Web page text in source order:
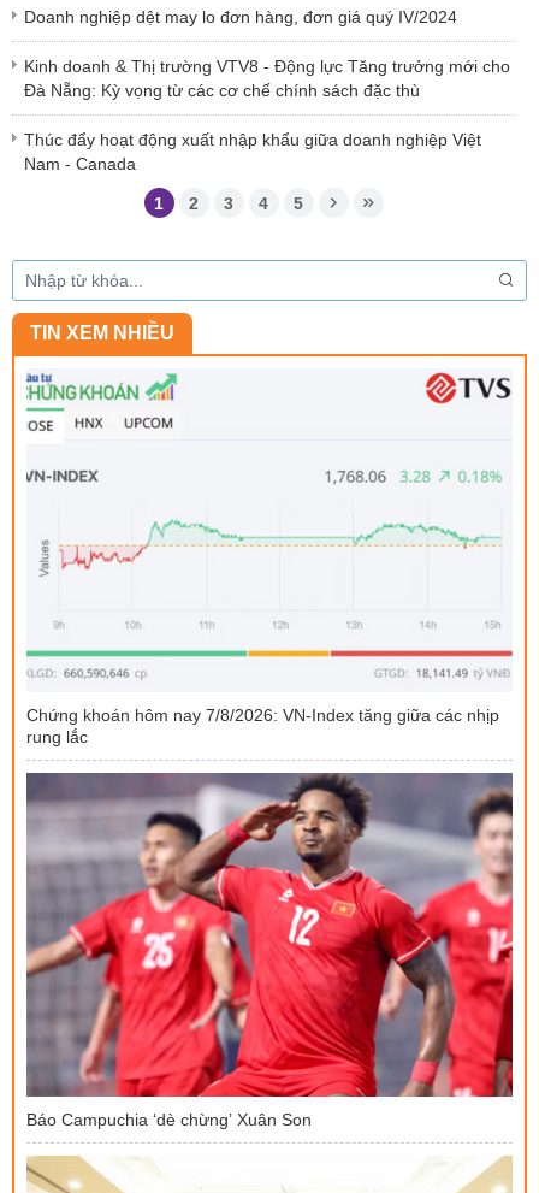
Doanh nghiệp dệt may lo đơn hàng, đơn giá quý IV/2024
Kinh doanh & Thị trường VTV8 - Động lực Tăng trưởng mới cho
Đà Nẵng: Kỳ vọng từ các cơ chế chính sách đặc thù
Thúc đẩy hoạt động xuất nhập khẩu giữa doanh nghiệp Việt
Nam - Canada
1 2 3 4 5
TIN XEM NHIỀU
Chứng khoán hôm nay 7/8/2026: VN-Index tăng giữa các nhịp
rung lắc
Báo Campuchia ‘dè chừng’ Xuân Son